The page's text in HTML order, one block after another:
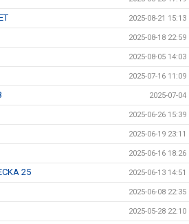
2025-08-21 15:13
2025-08-18 22:59
2025-08-05 14:03
2025-07-16 11:09
2025-07-04
2025-06-26 15:39
2025-06-19 23:11
2025-06-16 18:26
25 2025-06-13 14:51
2025-06-08 22:35
2025-05-28 22:10